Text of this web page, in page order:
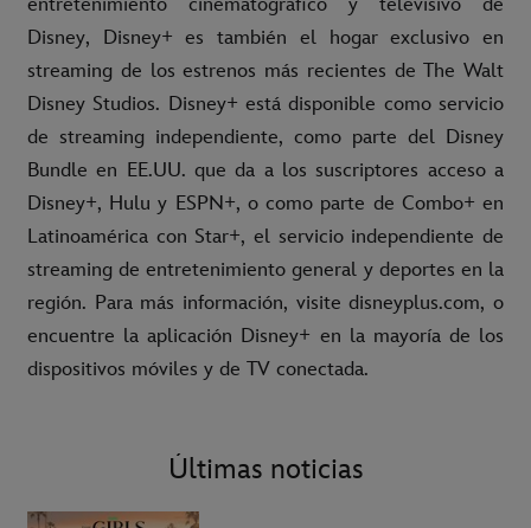
Disney, Disney+ es también el hogar exclusivo en
streaming de los estrenos más recientes de The Walt
Disney Studios. Disney+ está disponible como servicio
de streaming independiente, como parte del Disney
Bundle en EE.UU. que da a los suscriptores acceso a
Disney+, Hulu y ESPN+, o como parte de Combo+ en
Latinoamérica con Star+, el servicio independiente de
streaming de entretenimiento general y deportes en la
región. Para más información, visite disneyplus.com, o
encuentre la aplicación Disney+ en la mayoría de los
dispositivos móviles y de TV conectada.
Últimas noticias